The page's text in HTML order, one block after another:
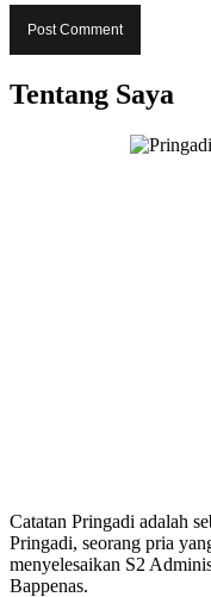
Tentang Saya
Catatan Pringadi adalah
Pringadi, seorang pria
menyelesaikan S2
Bappenas.